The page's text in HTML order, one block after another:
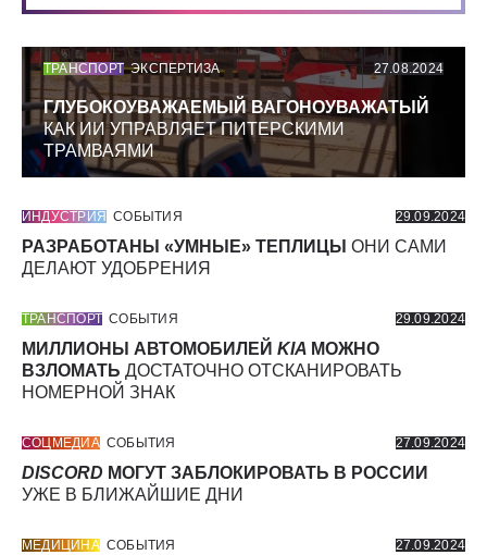
ТРАНСПОРТ ЭКСПЕРТИЗА 27.08.2024
ГЛУБОКОУВАЖАЕМЫЙ ВАГОНОУВАЖАТЫЙ
КАК ИИ УПРАВЛЯЕТ ПИТЕРСКИМИ
ТРАМВАЯМИ
ИНДУСТРИЯ СОБЫТИЯ 29.09.2024
РАЗРАБОТАНЫ «УМНЫЕ» ТЕПЛИЦЫ ОНИ САМИ
ДЕЛАЮТ УДОБРЕНИЯ
ТРАНСПОРТ СОБЫТИЯ 29.09.2024
МИЛЛИОНЫ АВТОМОБИЛЕЙ KIA МОЖНО
ВЗЛОМАТЬ ДОСТАТОЧНО ОТСКАНИРОВАТЬ
НОМЕРНОЙ ЗНАК
СОЦМЕДИА СОБЫТИЯ 27.09.2024
DISCORD МОГУТ ЗАБЛОКИРОВАТЬ В РОССИИ
УЖЕ В БЛИЖАЙШИЕ ДНИ
МЕДИЦИНА СОБЫТИЯ 27.09.2024